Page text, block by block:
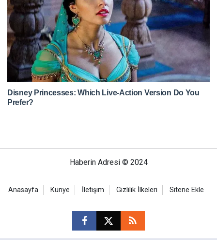
Haberin Adresi © 2024
Anasayfa Künye İletişim Gizlilik İlkeleri Sitene Ekle